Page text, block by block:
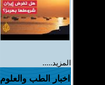
المزيد.....
اخبار الطب والعلوم